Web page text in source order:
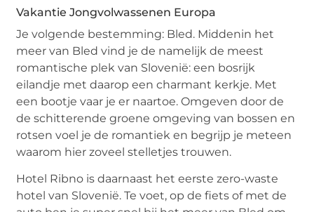
Vakantie Jongvolwassenen Europa
Je volgende bestemming: Bled. Middenin het
meer van Bled vind je de namelijk de meest
romantische plek van Slovenië: een bosrijk
eilandje met daarop een charmant kerkje. Met
een bootje vaar je er naartoe. Omgeven door de
de schitterende groene omgeving van bossen en
rotsen voel je de romantiek en begrijp je meteen
waarom hier zoveel stelletjes trouwen.
Hotel Ribno is daarnaast het eerste zero-waste
hotel van Slovenië. Te voet, op de fiets of met de